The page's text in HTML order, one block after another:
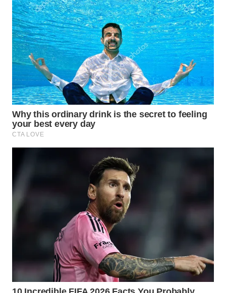
WAHANA
NEWS
WAHANA
TANI
WAHANA
ADVOKAT
WAHANA
INFRASTRUKTUR
WAHANA
TV